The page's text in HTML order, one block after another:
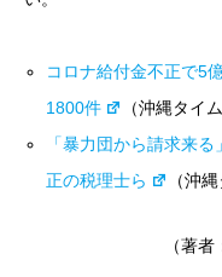
コロナ給付金不正で
1800件
（沖縄タイ
「暴力団から請求来
正の税理士ら
（沖
（著者